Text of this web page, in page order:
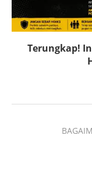
Terungkap!